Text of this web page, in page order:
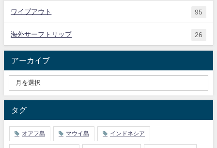
ワイプアウト 95
海外サーフトリップ 26
アーカイブ
タグ
オアフ島 マウイ島 インドネシア